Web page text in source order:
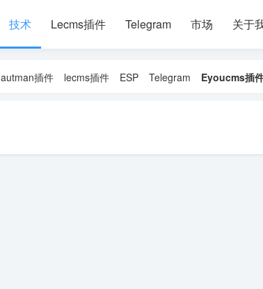
技术 Lecms插件 Telegram 市场 关于
autman插件 lecms插件 ESP Telegram Eyoucms插